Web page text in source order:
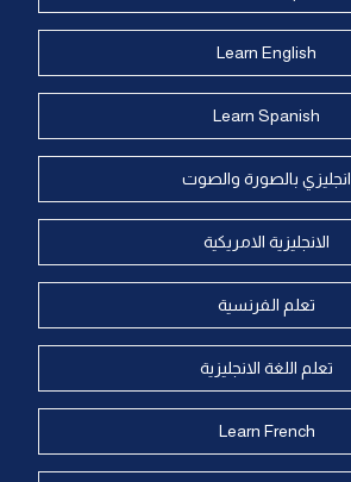
Learn English
Learn Spanish
انجليزي بالصورة والصوت
الانجليزية الامريكية
تعلم الفرنسية
تعلم اللغة الانجليزية
Learn French